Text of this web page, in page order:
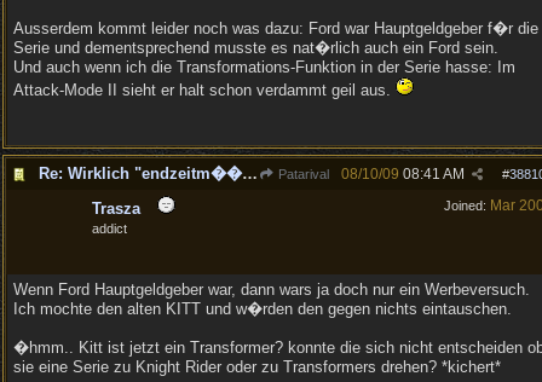
Ausserdem kommt leider noch was dazu: Ford war Hauptgeldgeber f�r die
Serie und dementsprechend musste es nat�rlich auch ein Ford sein.
Und auch wenn ich die Transformations-Funktion in der Serie hasse: Im
Attack-Mode II sieht er halt schon verdammt geil aus.
Re: Wirklich "endzeitm��ig", oder was?! Patarival #
08/10/09 08:41 AM
Joined: Mar
Trasza
addict
Wenn Ford Hauptgeldgeber war, dann wars ja doch nur ein Werbeversuch.
Ich mochte den alten KITT und w�rden den gegen nichts eintauschen.
�hmm.. Kitt ist jetzt ein Transformer? konnte die sich nicht entscheiden
sie eine Serie zu Knight Rider oder zu Transformers drehen? *kichert*